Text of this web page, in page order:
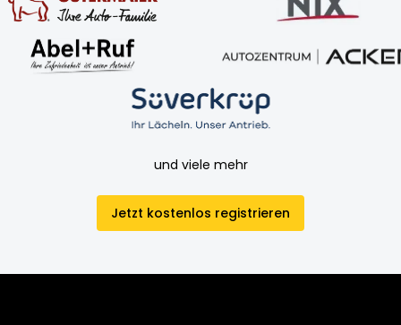
und viele mehr
Jetzt kostenlos registrieren